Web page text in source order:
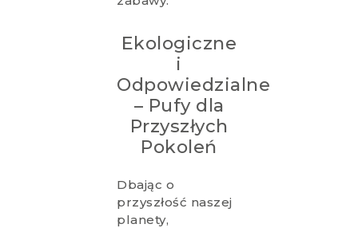
Ekologiczne
i
Odpowiedzialne
– Pufy dla
Przyszłych
Pokoleń
Dbając o
przyszłość naszej
planety,